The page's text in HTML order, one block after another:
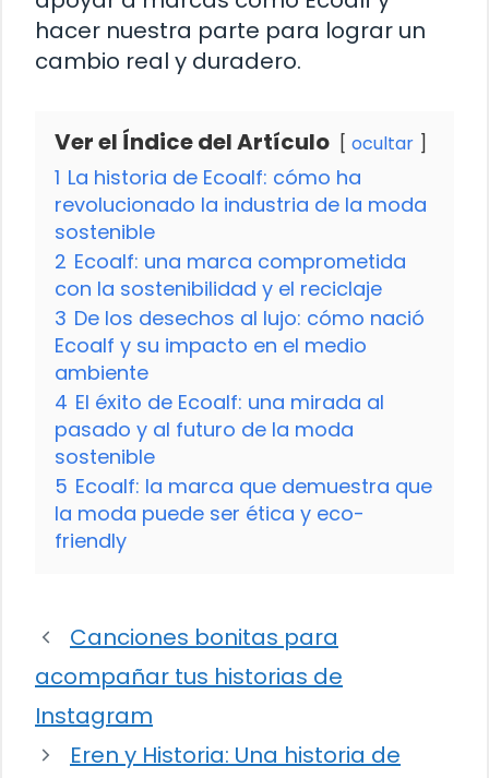
hacer nuestra parte para lograr un
cambio real y duradero.
Ver el Índice del Artículo ocultar
1 La historia de Ecoalf: cómo ha
revolucionado la industria de la moda
sostenible
2 Ecoalf: una marca comprometida
con la sostenibilidad y el reciclaje
3 De los desechos al lujo: cómo nació
Ecoalf y su impacto en el medio
ambiente
4 El éxito de Ecoalf: una mirada al
pasado y al futuro de la moda
sostenible
5 Ecoalf: la marca que demuestra que
la moda puede ser ética y eco-
friendly
Canciones bonitas para
acompañar tus historias de
Instagram
Eren y Historia: Una historia de